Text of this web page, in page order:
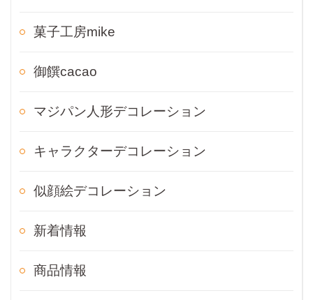
菓子工房mike
御饌cacao
マジパン人形デコレーション
キャラクターデコレーション
似顔絵デコレーション
新着情報
商品情報